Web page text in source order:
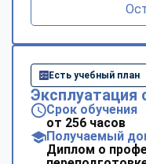
Есть учебный план
Эксплуатация
Срок обучения
от 256 часов
Получаемый
Диплом о